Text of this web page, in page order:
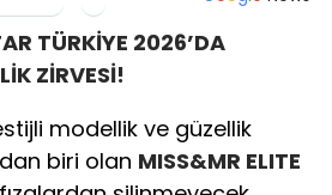
TÜRKİYE 2026’DA
ZİRVESİ!
modellik ve güzellik
biri olan MISS&MR ELITE